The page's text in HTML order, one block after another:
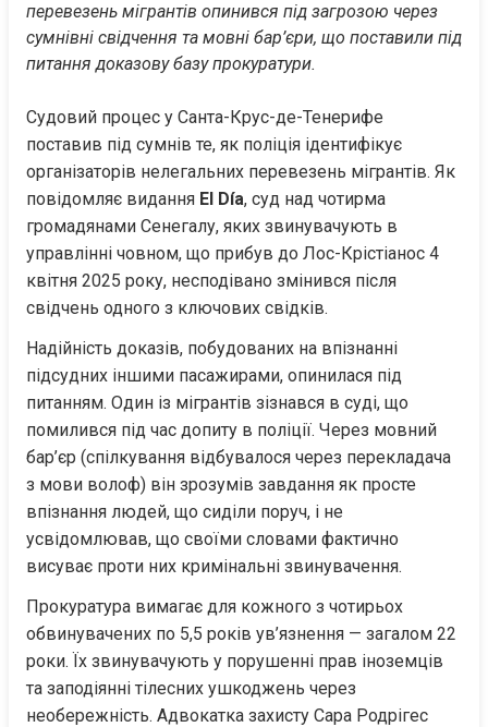
перевезень мігрантів опинився під загрозою через
сумнівні свідчення та мовні бар’єри, що поставили під
питання доказову базу прокуратури.
Судовий процес у Санта-Крус-де-Тенерифе
поставив під сумнів те, як поліція ідентифікує
організаторів нелегальних перевезень мігрантів. Як
повідомляє видання El Día, суд над чотирма
громадянами Сенегалу, яких звинувачують в
управлінні човном, що прибув до Лос-Крістіанос 4
квітня 2025 року, несподівано змінився після
свідчень одного з ключових свідків.
Надійність доказів, побудованих на впізнанні
підсудних іншими пасажирами, опинилася під
питанням. Один із мігрантів зізнався в суді, що
помилився під час допиту в поліції. Через мовний
бар’єр (спілкування відбувалося через перекладача
з мови волоф) він зрозумів завдання як просте
впізнання людей, що сиділи поруч, і не
усвідомлював, що своїми словами фактично
висуває проти них кримінальні звинувачення.
Прокуратура вимагає для кожного з чотирьох
обвинувачених по 5,5 років ув’язнення — загалом 22
роки. Їх звинувачують у порушенні прав іноземців
та заподіянні тілесних ушкоджень через
необережність. Адвокатка захисту Сара Родрігес